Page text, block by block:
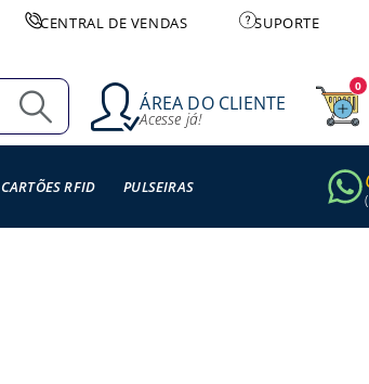
CENTRAL DE VENDAS SUPORTE
ÁREA DO CLIENTE
Acesse já!
0
CARTÕES RFID PULSEIRAS